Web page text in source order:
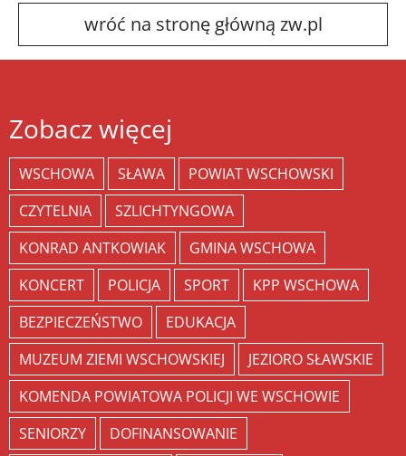
wróć na stronę główną zw.pl
Zobacz więcej
WSCHOWA SŁAWA
POWIAT WSCHOWSKI
CZYTELNIA
SZLICHTYNGOWA
KONRAD ANTKOWIAK
GMINA WSCHOWA
KONCERT
POLICJA SPORT
KPP WSCHOWA
BEZPIECZEŃSTWO
EDUKACJA
MUZEUM ZIEMI WSCHOWSKIEJ
JEZIORO SŁAWSKIE
KOMENDA POWIATOWA POLICJI WE WSCHOWIE
SENIORZY
DOFINANSOWANIE